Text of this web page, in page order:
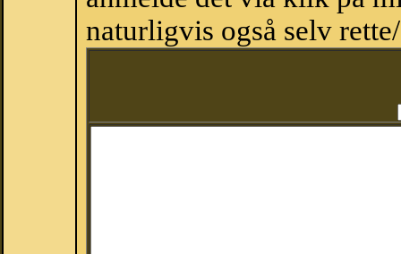
naturligvis også selv